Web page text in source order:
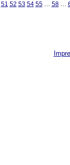
51 52 53 54 55… 58…